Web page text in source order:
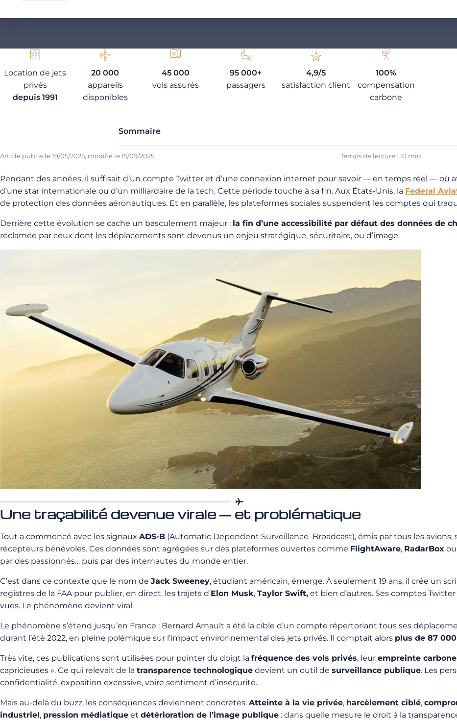
Location de jets
privés
depuis 1991
20 000
appareils
disponibles
45 000
vols assurés
95 000+
passagers
4,9/5
satisfaction client
100%
compensation
carbone
Sommaire
Article publié le19/05/2025, modifié le15/09/2025 Temps de lecture : 10 min
Pendant des années, il suffisait d’un compte Twitter et d’une connexion internet pour savoir — en temps réel — où
d’une star internationale ou d’un milliardaire de la tech. Cette période touche à sa fin. Aux États-Unis, la Federal
de protection des données aéronautiques. Et en parallèle, les plateformes sociales suspendent les comptes qui
Derrière cette évolution se cache un basculement majeur : la fin d’une accessibilité par défaut des données de
réclamée par ceux dont les déplacements sont devenus un enjeu stratégique, sécuritaire, ou d’image.
Une traçabilité devenue virale — et problématique
Tout a commencé avec les signaux ADS-B (Automatic Dependent Surveillance–Broadcast), émis par tous les
récepteurs bénévoles. Ces données sont agrégées sur des plateformes ouvertes comme FlightAware, RadarBox ou
par des passionnés… puis par des internautes du monde entier.
C’est dans ce contexte que le nom de Jack Sweeney, étudiant américain, émerge. À seulement 19 ans, il crée un
registres de la FAA pour publier, en direct, les trajets d’Elon Musk, Taylor Swift, et bien d’autres. Ses comptes
vues. Le phénomène devient viral.
Le phénomène s’étend jusqu’en France : Bernard Arnault a été la cible d’un compte répertoriant tous ses
durant l’été 2022, en pleine polémique sur l’impact environnemental des jets privés. Il comptait alors plus de 87
Très vite, ces publications sont utilisées pour pointer du doigt la fréquence des vols privés, leur empreinte carbone
capricieuses ». Ce qui relevait de la transparence technologique devient un outil de surveillance publique. Les
confidentialité, exposition excessive, voire sentiment d’insécurité.
Mais au-delà du buzz, les conséquences deviennent concrètes. Atteinte à la vie privée, harcèlement ciblé,
industriel, pression médiatique et détérioration de l’image publique : dans quelle mesure le droit à la